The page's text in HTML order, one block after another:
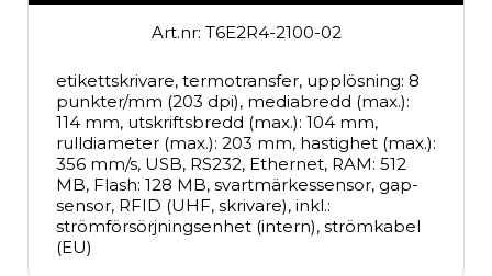
Art.nr: T6E2R4-2100-02
etikettskrivare, termotransfer, upplösning: 8
punkter/mm (203 dpi), mediabredd (max.):
114 mm, utskriftsbredd (max.): 104 mm,
rulldiameter (max.): 203 mm, hastighet (max.):
356 mm/s, USB, RS232, Ethernet, RAM: 512
MB, Flash: 128 MB, svartmärkessensor, gap-
sensor, RFID (UHF, skrivare), inkl.:
strömförsörjningsenhet (intern), strömkabel
(EU)